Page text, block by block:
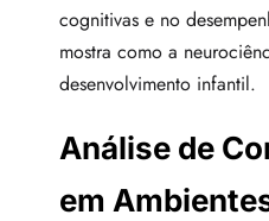
cognitivas e no
mostra como a
desenvolvimento infantil.
Análise de
em